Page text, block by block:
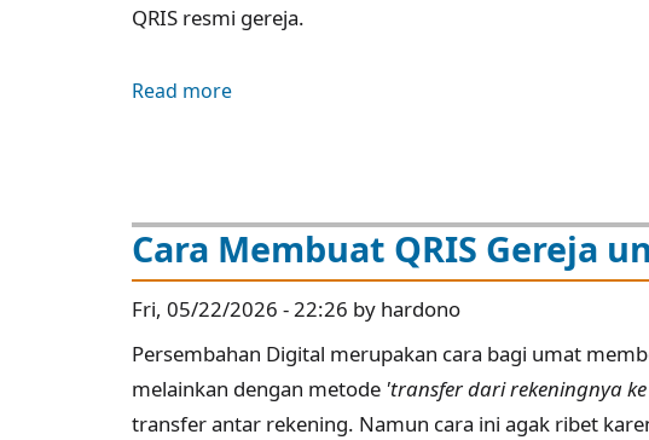
QRIS resmi gereja.
Read more
Penipuan
Digital
Rekening
Gereja
Cara Membuat QRIS Gereja
Fri, 05/22/2026 - 22:26 by hardono
Persembahan Digital merupakan cara bagi umat
melainkan dengan metode 'transfer dari rekeningnya
transfer antar rekening. Namun cara ini agak ribet